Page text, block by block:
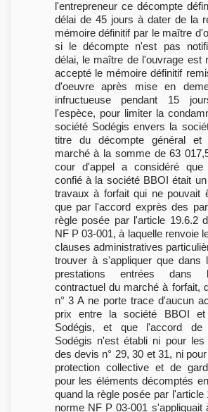
l'entrepreneur ce décompte
délai de 45 jours à dater de la
mémoire définitif par le maître
si le décompte n'est pas
délai, le maître de l'ouvrage est
accepté le mémoire définitif
d'oeuvre après mise en
infructueuse pendant 15
l'espèce, pour limiter la
société Sodégis envers la
titre du décompte général et
marché à la somme de 63
cour d'appel a considéré
confié à la société BBOI était
travaux à forfait qui ne pouvait
que par l'accord exprès des
règle posée par l'article 19.6.2
NF P 03-001, à laquelle renvoie
clauses administratives
trouver à s'appliquer que dans
prestations entrées dans
contractuel du marché à forfait,
n° 3 A ne porte trace d'aucun
prix entre la société BBOI
Sodégis, et que l'accord de
Sodégis n'est établi ni pour les
des devis n° 29, 30 et 31, ni
protection collective et de
pour les éléments décomptés
quand la règle posée par l'article
norme NF P 03-001 s'appliquait